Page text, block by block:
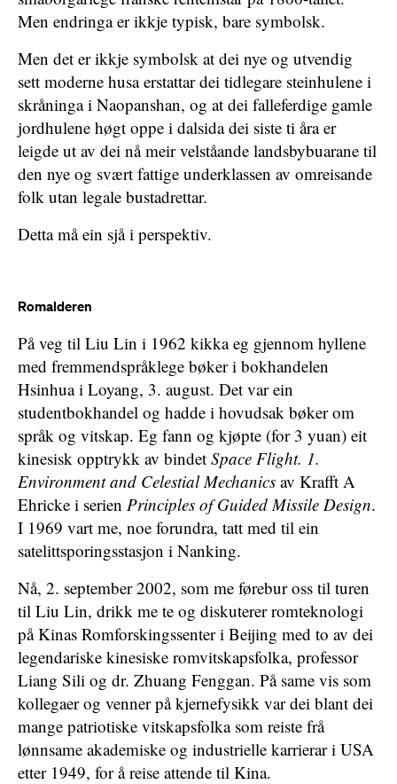
Men endringa er ikkje typisk, bare symbolsk.
Men det er ikkje symbolsk at dei nye og utvendig
sett moderne husa erstattar dei tidlegare steinhulene i
skråninga i Naopanshan, og at dei falleferdige gamle
jordhulene høgt oppe i dalsida dei siste ti åra er
leigde ut av dei nå meir velståande landsbybuarane til
den nye og svært fattige underklassen av omreisande
folk utan legale bustadrettar.
Detta må ein sjå i perspektiv.
Romalderen
På veg til Liu Lin i 1962 kikka eg gjennom hyllene
med fremmendspråklege bøker i bokhandelen
Hsinhua i Loyang, 3. august. Det var ein
studentbokhandel og hadde i hovudsak bøker om
språk og vitskap. Eg fann og kjøpte (for 3 yuan) eit
kinesisk opptrykk av bindet Space Flight. 1.
Environment and Celestial Mechanics av Krafft A
Ehricke i serien Principles of Guided Missile Design.
I 1969 vart me, noe forundra, tatt med til ein
satelittsporingsstasjon i Nanking.
Nå, 2. september 2002, som me førebur oss til turen
til Liu Lin, drikk me te og diskuterer romteknologi
på Kinas Romforskingssenter i Beijing med to av dei
legendariske kinesiske romvitskapsfolka, professor
Liang Sili og dr. Zhuang Fenggan. På same vis som
kollegaer og venner på kjernefysikk var dei blant dei
mange patriotiske vitskapsfolka som reiste frå
lønnsame akademiske og industrielle karrierar i USA
etter 1949, for å reise attende til Kina.